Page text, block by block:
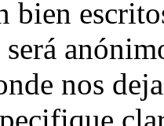
bien
nos